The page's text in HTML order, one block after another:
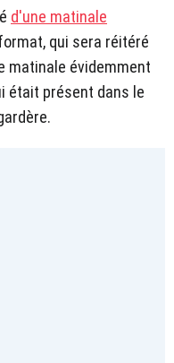
d'une matinale
qui sera réitéré
matinale évidemment
était présent dans le